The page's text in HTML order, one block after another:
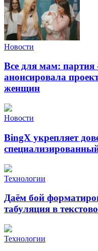
Новости
Все для мам:
анонсировала
женщин
Новости
BingX укрепляет
Технологии
Даём бой
табуляция в
Технологии